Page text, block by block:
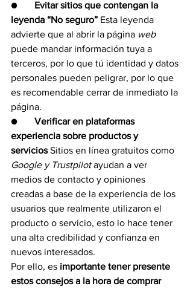
● Evitar sitios que contengan la
leyenda “No seguro” Esta leyenda
advierte que al abrir la página web
puede mandar información tuya a
terceros, por lo que tú identidad y datos
personales pueden peligrar, por lo que
es recomendable cerrar de inmediato la
página.
● Verificar en plataformas
experiencia sobre productos y
servicios Sitios en línea gratuitos como
Google y Trustpilot ayudan a ver
medios de contacto y opiniones
creadas a base de la experiencia de los
usuarios que realmente utilizaron el
producto o servicio, esto lo hace tener
una alta credibilidad y confianza en
nuevos interesados.
Por ello, es importante tener presente
estos consejos a la hora de comprar